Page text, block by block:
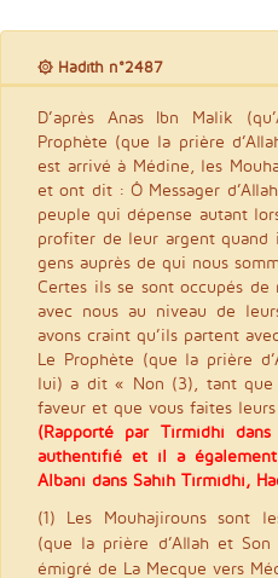
۞ Hadith n°2487
D’après Anas Ibn Malik
Prophète (que la prière
est arrivé à Médine, les
et ont dit : Ô Messager
peuple qui dépense autant
profiter de leur argent quand
gens auprès de qui nous
Certes ils se sont occupés
avec nous au niveau de
avons craint qu’ils partent
Le Prophète (que la prière
lui) a dit « Non (3), tant que
faveur et que vous faites
(Rapporté par Tirmidhi
authentifié et il a
Albani dans Sahih Tirmidhi,
(1) Les Mouhajirouns sont
(que la prière d’Allah et
émigré de La Mecque vers